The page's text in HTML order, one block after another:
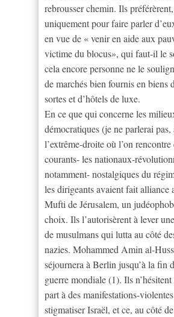
rebrousser chemin. Ils
uniquement pour faire parler
en vue de « venir en aide aux
victime du blocus», qui faut-il le
cela encore personne ne le
de marchés bien fournis en biens
sortes et d’hôtels de luxe.
En ce que qui concerne les
démocratiques (je ne parlerai pas,
l’extrême-droite où l’on rencontre
courants- les nationaux-
notamment- nostalgiques du
les dirigeants avaient fait alliance
Mufti de Jérusalem, un
choix. Ils l’autorisèrent à lever
de musulmans qui lutta au côté
nazies. Mohammed Amin al-
séjournera à Berlin jusqu’à la fin
guerre mondiale (1). Ils
part à des manifestations-
stigmatiser Israël, et ce, au côté